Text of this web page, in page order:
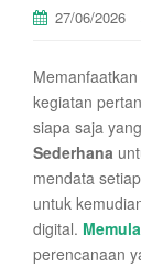
27/06/2026
kegiatan
siapa saja
Sederhana
mendata
untuk
digital.
perencanaan